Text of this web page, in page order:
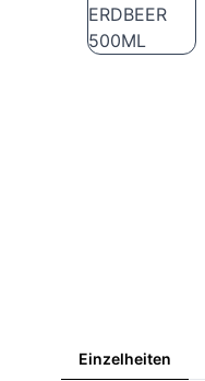
Einzelheiten